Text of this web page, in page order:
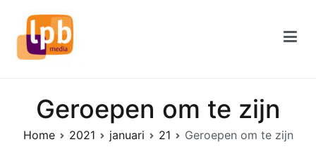
inhoud
springen
Geroepen om te zijn
Home 2021 januari 21 Geroepen om te zijn